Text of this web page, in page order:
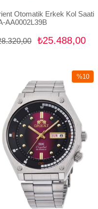
Otomatik Erkek Kol Saati
AA0002L39B
₺25.488,00
%10